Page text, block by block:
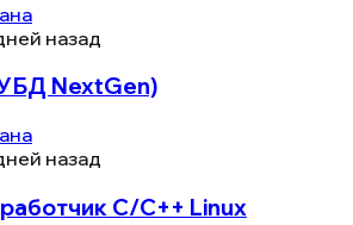
назад
NextGen)
назад
С/С++ Linux